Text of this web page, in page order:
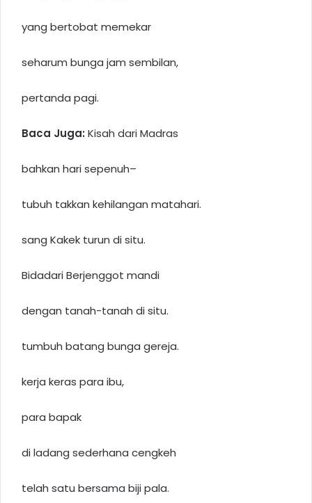
yang bertobat memekar
seharum bunga jam sembilan,
pertanda pagi.
Baca Juga: Kisah dari Madras
bahkan hari sepenuh–
tubuh takkan kehilangan matahari.
sang Kakek turun di situ.
Bidadari Berjenggot mandi
dengan tanah-tanah di situ.
tumbuh batang bunga gereja.
kerja keras para ibu,
para bapak
di ladang sederhana cengkeh
telah satu bersama biji pala.